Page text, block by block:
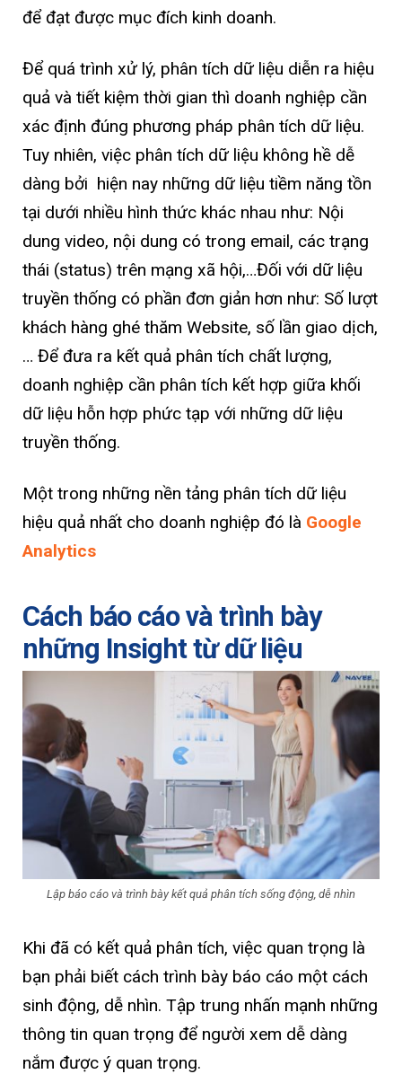
để đạt được mục đích kinh doanh.
Để quá trình xử lý, phân tích dữ liệu diễn ra hiệu
quả và tiết kiệm thời gian thì doanh nghiệp cần
xác định đúng phương pháp phân tích dữ liệu.
Tuy nhiên, việc phân tích dữ liệu không hề dễ
dàng bởi hiện nay những dữ liệu tiềm năng tồn
tại dưới nhiều hình thức khác nhau như: Nội
dung video, nội dung có trong email, các trạng
thái (status) trên mạng xã hội,…Đối với dữ liệu
truyền thống có phần đơn giản hơn như: Số lượt
khách hàng ghé thăm Website, số lần giao dịch,
… Để đưa ra kết quả phân tích chất lượng,
doanh nghiệp cần phân tích kết hợp giữa khối
dữ liệu hỗn hợp phức tạp với những dữ liệu
truyền thống.
Một trong những nền tảng phân tích dữ liệu
hiệu quả nhất cho doanh nghiệp đó là Google
Analytics
Cách báo cáo và trình bày
những Insight từ dữ liệu
Lập báo cáo và trình bày kết quả phân tích sống động, dễ nhìn
Khi đã có kết quả phân tích, việc quan trọng là
bạn phải biết cách trình bày báo cáo một cách
sinh động, dễ nhìn. Tập trung nhấn mạnh những
thông tin quan trọng để người xem dễ dàng
nắm được ý quan trọng.